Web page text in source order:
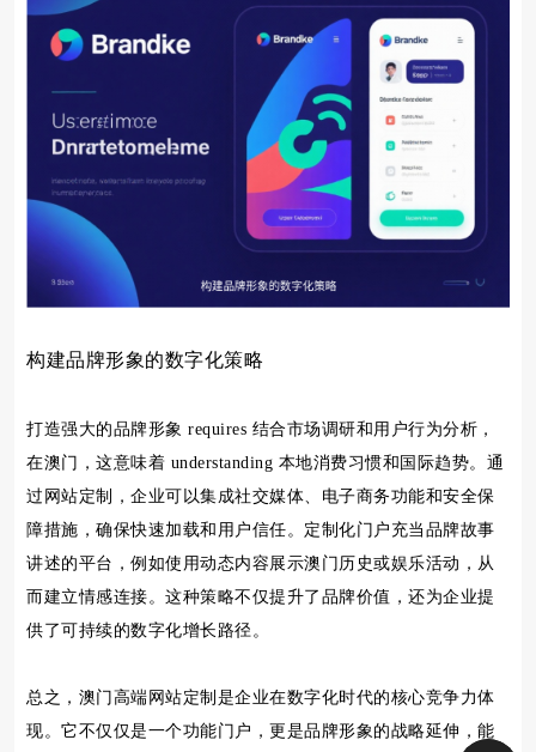
构建品牌形象的数字化策略
打造强大的品牌形象 requires 结合市场调研和用户行为分析，
在澳门，这意味着 understanding 本地消费习惯和国际趋势。通
过网站定制，企业可以集成社交媒体、电子商务功能和安全保
障措施，确保快速加载和用户信任。定制化门户充当品牌故事
讲述的平台，例如使用动态内容展示澳门历史或娱乐活动，从
而建立情感连接。这种策略不仅提升了品牌价值，还为企业提
供了可持续的数字化增长路径。
总之，澳门高端网站定制是企业在数字化时代的核心竞争力体
现。它不仅仅是一个功能门户，更是品牌形象的战略延伸，能